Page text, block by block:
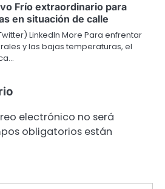
Frío extraordinario para
en situación de calle
LinkedIn More Para enfrentar
y las bajas temperaturas, el
electrónico no será
obligatorios están